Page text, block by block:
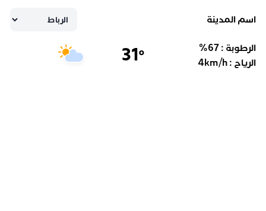
اسم المدينة
الرطوبة : 67
%
الرياح :
4km/h
31